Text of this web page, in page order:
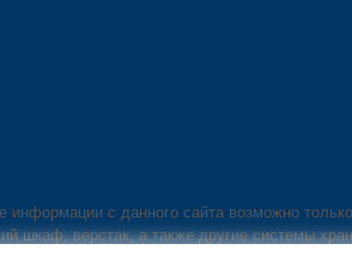
с данного сайта возможно
шкаф, верстак, а также другие системы